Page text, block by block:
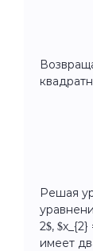
Решая
2$,
имеет